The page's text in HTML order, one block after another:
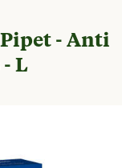
- Anti
L